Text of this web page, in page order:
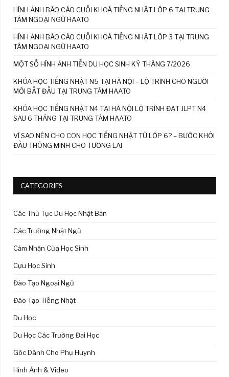
HÌNH ẢNH BÁO CÁO CUỐI KHOÁ TIẾNG NHẬT LỚP 6 TẠI TRUNG
TÂM NGOẠI NGỮ HAATO
HÌNH ẢNH BÁO CÁO CUỐI KHOÁ TIẾNG NHẬT LỚP 3 TẠI TRUNG
TÂM NGOẠI NGỮ HAATO
MỘT SỐ HÌNH ẢNH TIỄN DU HỌC SINH KỲ THÁNG 7/2026
KHÓA HỌC TIẾNG NHẬT N5 TẠI HÀ NỘI – LỘ TRÌNH CHO NGƯỜI
MỚI BẮT ĐẦU TẠI TRUNG TÂM HAATO
KHÓA HỌC TIẾNG NHẬT N4 TẠI HÀ NỘI LỘ TRÌNH ĐẠT JLPT N4
SAU 6 THÁNG TẠI TRUNG TÂM HAATO
VÌ SAO NÊN CHO CON HỌC TIẾNG NHẬT TỪ LỚP 6? – BƯỚC KHỞI
ĐẦU THÔNG MINH CHO TƯƠNG LAI
CATEGORIES
Các Thủ Tục Du Học Nhật Bản
Các Trường Nhật Ngữ
Cảm Nhận Của Học Sinh
Cựu Học Sinh
Đào Tạo Ngoại Ngữ
Đào Tạo Tiếng Nhật
Du Học
Du Học Các Trường Đại Học
Góc Dành Cho Phụ Huynh
Hình Ảnh & Video